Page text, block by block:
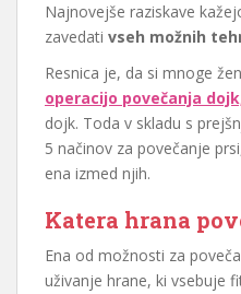
Najnovejše raziskave
zavedati vseh možnih
Resnica je, da si mnoge
operacijo povečanja
dojk. Toda v skladu s
5 načinov za povečanje
ena izmed njih.
Katera hrana
Ena od možnosti za
uživanje hrane, ki vsebuje